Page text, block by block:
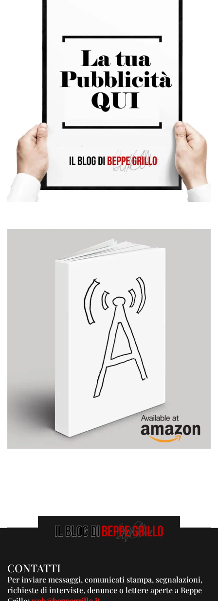
CONTATTI
Per inviare messaggi, comunicati stampa, segnalazioni,
richieste di interviste, denunce o lettere aperte a Beppe